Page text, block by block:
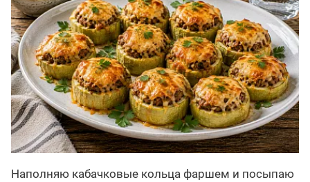
Наполняю кабачковые кольца фаршем и посыпаю